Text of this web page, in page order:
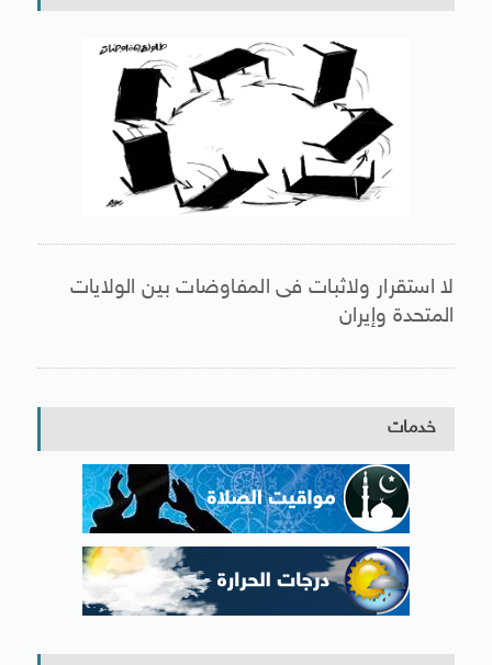
لا استقرار ولاثبات فى المفاوضات بين الولايات
المتحدة وإيران
خدمات